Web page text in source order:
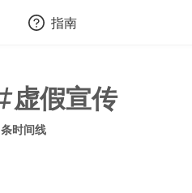
指南
虚假宣传
条时间线